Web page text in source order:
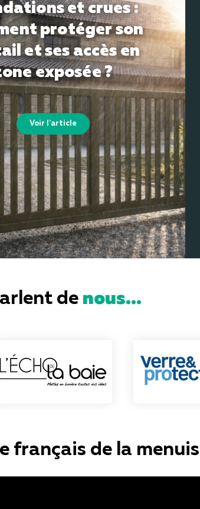
et crues :
protéger son
et ses accès en
exposée ?
Voir l'article
de nous...
français de la